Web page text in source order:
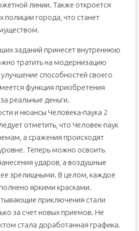
линии. Также откроется
полиции города, что станет
заданий принесет внутреннюю
тратить на модернизацию
способностей своего
функция приобретения
реальные деньги.
и нюансы Человека-паука 2
отметить, что Человек-паук
а сражения происходят
Теперь можно освоить
ударов, а воздушные
зрелищными. В целом, каждое
яркими красками.
приключения стали
за счет новых приемов. Не
стала доработанная графика.